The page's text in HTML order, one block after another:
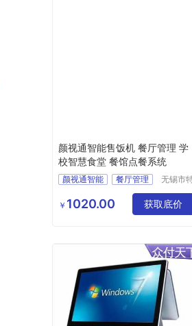
颜视通智能售饭机 餐厅管理 学
校智慧食堂 餐馆点餐系统
颜视通智能
餐厅管理
餐馆点餐系统
无锡市
科技有限
公司
￥ 1020.00 获取底价